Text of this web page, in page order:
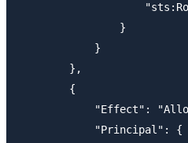
                }
            }
        },
        {
"Effect":
            "Principal": {